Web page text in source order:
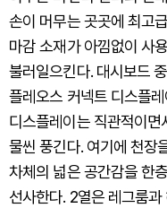
손이 머무는 곳곳에 최고
마감 소재가 아낌없이 사
불러일으킨다. 대시보드
플레오스 커넥트 디스플
디스플레이는 직관적이
물씬 풍긴다. 여기에 천장
차체의 넓은 공간감을 한
선사한다. 2열은 레그룸